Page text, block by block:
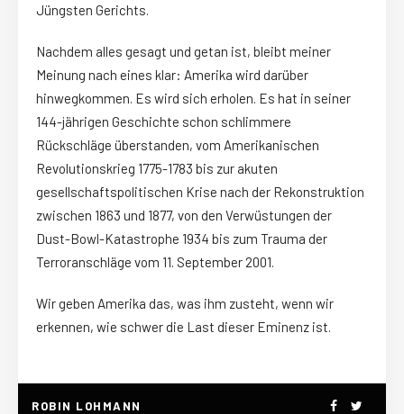
Jüngsten Gerichts.
Nachdem alles gesagt und getan ist, bleibt meiner
Meinung nach eines klar: Amerika wird darüber
hinwegkommen. Es wird sich erholen. Es hat in seiner
144-jährigen Geschichte schon schlimmere
Rückschläge überstanden, vom Amerikanischen
Revolutionskrieg 1775-1783 bis zur akuten
gesellschaftspolitischen Krise nach der Rekonstruktion
zwischen 1863 und 1877, von den Verwüstungen der
Dust-Bowl-Katastrophe 1934 bis zum Trauma der
Terroranschläge vom 11. September 2001.
Wir geben Amerika das, was ihm zusteht, wenn wir
erkennen, wie schwer die Last dieser Eminenz ist.
ROBIN LOHMANN